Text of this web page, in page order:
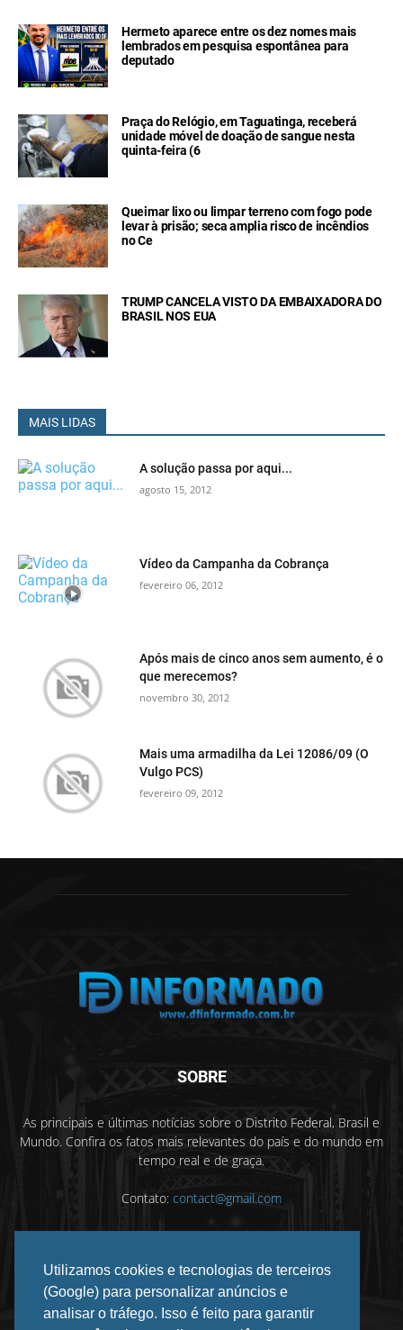
Utilizamos cookies e tecnologias de terceiros
(Google) para personalizar anúncios e
analisar o tráfego. Isso é feito para garantir
Hermeto aparece entre os dez nomes mais
lembrados em pesquisa espontânea para
deputado
Praça do Relógio, em Taguatinga, receberá
unidade móvel de doação de sangue nesta
quinta-feira (6
Queimar lixo ou limpar terreno com fogo pode
levar à prisão; seca amplia risco de incêndios
no Ce
TRUMP CANCELA VISTO DA EMBAIXADORA DO
BRASIL NOS EUA
MAIS LIDAS
A solução passa por aqui...
agosto 15, 2012
Vídeo da Campanha da Cobrança
fevereiro 06, 2012
Após mais de cinco anos sem aumento, é o
que merecemos?
novembro 30, 2012
Mais uma armadilha da Lei 12086/09 (O
Vulgo PCS)
fevereiro 09, 2012
SOBRE
As principais e últimas notícias sobre o Distrito Federal, Brasil e
Mundo. Confira os fatos mais relevantes do país e do mundo em
tempo real e de graça.
Contato: contact@gmail.com
SIGA-NOS